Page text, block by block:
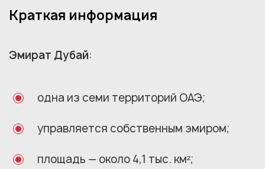
Краткая информация
Эмират Дубай:
одна из семи территорий ОАЭ;
управляется собственным эмиром;
площадь — около 4,1 тыс. км²;